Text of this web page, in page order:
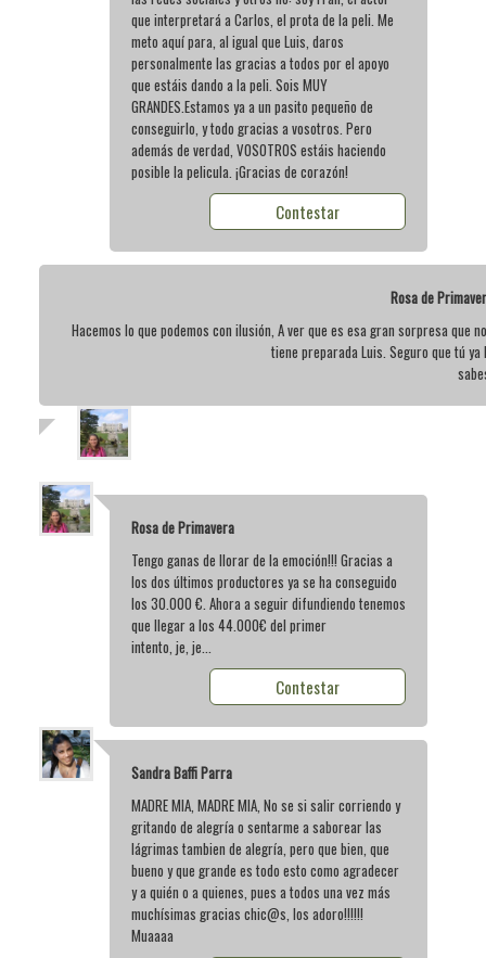
que interpretará a Carlos, el prota de la peli. Me
meto aquí para, al igual que Luis, daros
personalmente las gracias a todos por el apoyo
que estáis dando a la peli. Sois MUY
GRANDES.Estamos ya a un pasito pequeño de
conseguirlo, y todo gracias a vosotros. Pero
además de verdad, VOSOTROS estáis haciendo
posible la pelicula. ¡Gracias de corazón!
Contestar
Rosa de
Hacemos lo que podemos con ilusión, A ver que es esa gran sorpresa que
tiene preparada Luis. Seguro que tú ya
Rosa de Primavera
Tengo ganas de llorar de la emoción!!! Gracias a
los dos últimos productores ya se ha conseguido
los 30.000 €. Ahora a seguir difundiendo tenemos
que llegar a los 44.000€ del primer
intento, je, je...
Contestar
Sandra Baffi Parra
MADRE MIA, MADRE MIA, No se si salir corriendo y
gritando de alegría o sentarme a saborear las
lágrimas tambien de alegría, pero que bien, que
bueno y que grande es todo esto como agradecer
y a quién o a quienes, pues a todos una vez más
muchísimas gracias chic@s, los adoro!!!!!!
Muaaaa